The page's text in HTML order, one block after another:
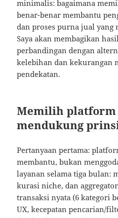
minimalis: bagaimana
benar-benar membantu
dan proses purna jual yang
Saya akan membagikan
perbandingan dengan
kelebihan dan kekurangan
pendekatan.
Memilih platform
mendukung
Pertanyaan pertama:
membantu, bukan
layanan selama tiga bulan:
kurasi niche, dan
transaksi nyata (6 kategori
UX, kecepatan pencarian/